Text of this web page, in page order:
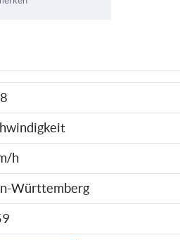
h
Württemberg